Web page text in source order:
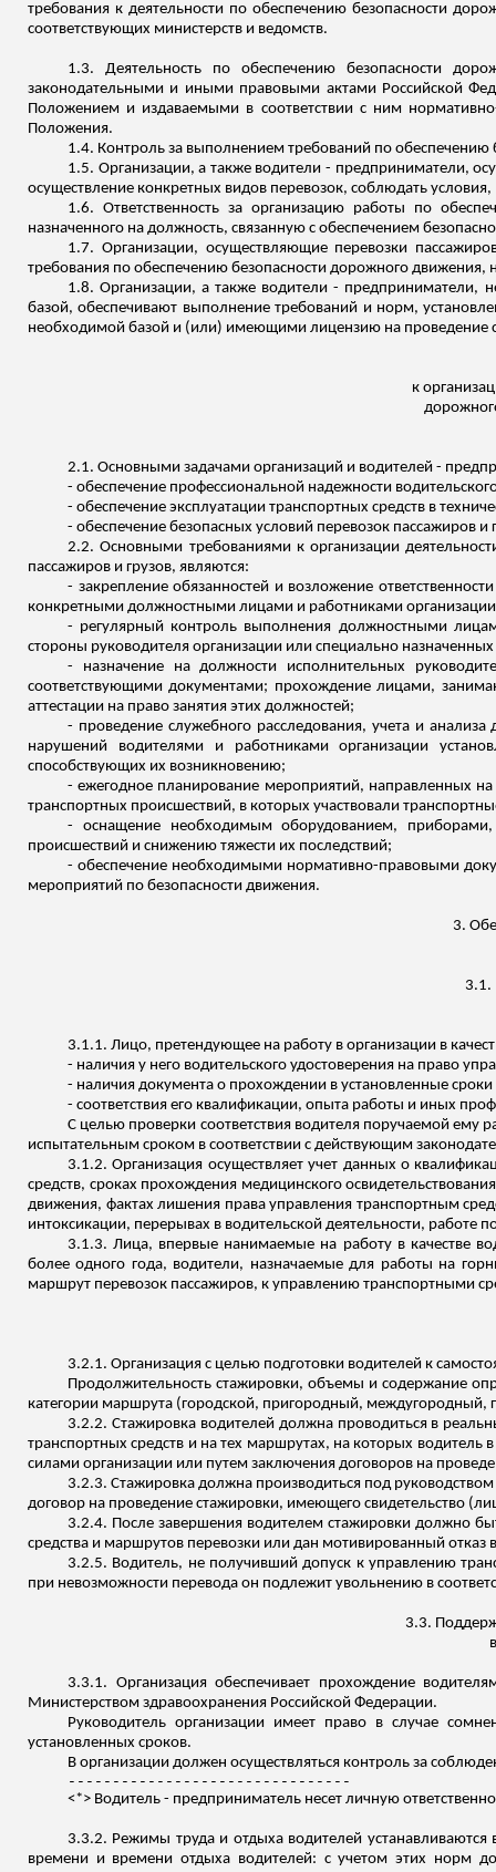
требования к деятельности по обеспечению безопасности
соответствующих министерств и ведомств.
1.3. Деятельность по обеспечению безопасности
законодательными и иными правовыми актами Российской
Положением и издаваемыми в соответствии с ним
Положения.
1.4. Контроль за выполнением требований по обеспечению
1.5. Организации, а также водители - предприниматели,
осуществление конкретных видов перевозок, соблюдать
1.6. Ответственность за организацию работы по
назначенного на должность, связанную с обеспечением
1.7. Организации, осуществляющие перевозки
требования по обеспечению безопасности дорожного
1.8. Организации, а также водители - предприниматели,
базой, обеспечивают выполнение требований и норм,
необходимой базой и (или) имеющими лицензию на проведение
к
2.1. Основными задачами организаций и водителей -
- обеспечение профессиональной надежности
- обеспечение эксплуатации транспортных средств в т
- обеспечение безопасных условий перевозок пассажиров и
2.2. Основными требованиями к организации
пассажиров и грузов, являются:
- закрепление обязанностей и возложение
конкретными должностными лицами и работниками
- регулярный контроль выполнения должностными
стороны руководителя организации или специально
- назначение на должности исполнительных
соответствующими документами; прохождение лицами,
аттестации на право занятия этих должностей;
- проведение служебного расследования, учета и
нарушений водителями и работниками организации
способствующих их возникновению;
- ежегодное планирование мероприятий, направленных
транспортных происшествий, в которых участвовали
- оснащение необходимым оборудованием,
происшествий и снижению тяжести их последствий;
- обеспечение необходимыми нормативно-правовыми
мероприятий по безопасности движения.
3.
3.1.
3.1.1. Лицо, претендующее на работу в организации в
- наличия у него водительского удостоверения на право
- наличия документа о прохождении в установленные
- соответствия его квалификации, опыта работы и иных
С целью проверки соответствия водителя поручаемой ему
испытательным сроком в соответствии с действующим
3.1.2.Организация осуществляет учет данных о
средств, сроках прохождения медицинского
движения, фактах лишения права управления транспортным
интоксикации, перерывах в водительской деятельности, работе
3.1.3.Лица, впервые нанимаемые на работу в качестве
более одного года, водители, назначаемые для работы на
маршрут перевозок пассажиров, к управлению транспортными
3.2.1. Организация с целью подготовки водителей к
Продолжительность стажировки, объемы и содержание
категории маршрута (городской, пригородный,
3.2.2. Стажировка водителей должна проводиться в
транспортных средств и на тех маршрутах, на которых
силами организации или путем заключения договоров на
3.2.3. Стажировка должна производиться под
договор на проведение стажировки, имеющего свидетельство
3.2.4. После завершения водителем стажировки должно
средства и маршрутов перевозки или дан мотивированный
3.2.5. Водитель, не получивший допуск к управлению
при невозможности перевода он подлежит увольнению в
3.3.
3.3.1. Организация обеспечивает прохождение
Министерством здравоохранения Российской Федерации.
Руководитель организации имеет право в случае
установленных сроков.
В организации должен осуществляться контроль за
--------------------------------
<*> Водитель - предприниматель несет личную
3.3.2. Режимы труда и отдыха водителей
времени и времени отдыха водителей: с учетом этих норм